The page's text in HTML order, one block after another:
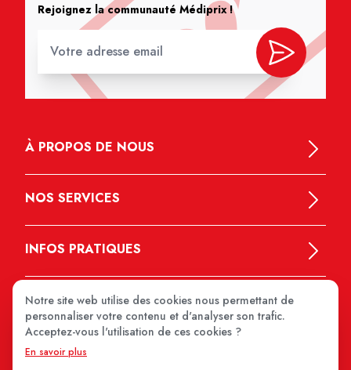
Rejoignez la communauté Médiprix !
À PROPOS DE NOUS
NOS SERVICES
INFOS PRATIQUES
Notre site web utilise des cookies nous permettant de
personnaliser votre contenu et d'analyser son trafic.
Acceptez-vous l'utilisation de ces cookies ?
En savoir plus